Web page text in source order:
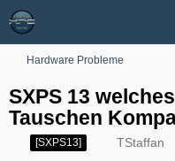
Hardware Probleme
SXPS 13
Tauschen
[SXPS13] TStaffan